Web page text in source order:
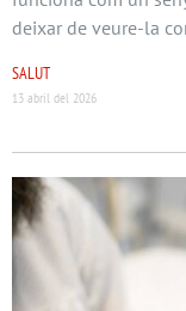
deixar de veure-la
SALUT
13 abril del 2026